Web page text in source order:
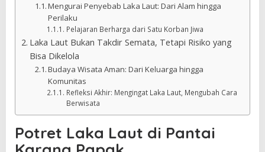
Mengurai Penyebab Laka Laut: Dari Alam hingga
Perilaku
Pelajaran Berharga dari Satu Korban Jiwa
Laka Laut Bukan Takdir Semata, Tetapi Risiko yang
Bisa Dikelola
Budaya Wisata Aman: Dari Keluarga hingga
Komunitas
Refleksi Akhir: Mengingat Laka Laut, Mengubah Cara
Berwisata
Potret Laka Laut di Pantai